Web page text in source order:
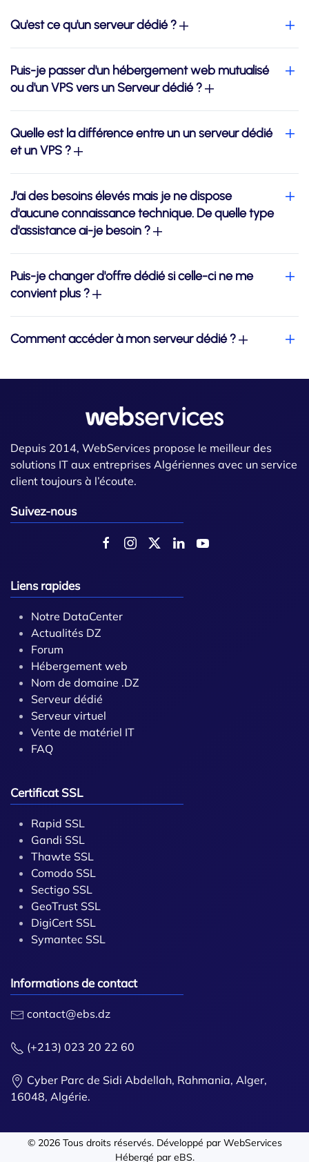
Qu'est ce qu'un serveur dédié ?
Puis-je passer d'un hébergement web mutualisé
ou d'un VPS vers un Serveur dédié ?
Quelle est la différence entre un un serveur dédié
et un VPS ?
J'ai des besoins élevés mais je ne dispose
d'aucune connaissance technique. De quelle type
d'assistance ai-je besoin ?
Puis-je changer d'offre dédié si celle-ci ne me
convient plus ?
Comment accéder à mon serveur dédié ?
Depuis 2014, WebServices propose le meilleur des
solutions IT aux entreprises Algériennes avec un service
client toujours à l’écoute.
Suivez-nous
Liens rapides
Notre DataCenter
Actualités DZ
Forum
Hébergement web
Nom de domaine .DZ
Serveur dédié
Serveur virtuel
Vente de matériel IT
FAQ
Certificat SSL
Rapid SSL
Gandi SSL
Thawte SSL
Comodo SSL
Sectigo SSL
GeoTrust SSL
DigiCert SSL
Symantec SSL
Informations de contact
contact@ebs.dz
(+213) 023 20 22 60
Cyber Parc de Sidi Abdellah, Rahmania, Alger,
16048, Algérie.
© 2026Tous droits réservés. Développé par WebServices
Hébergé par eBS.